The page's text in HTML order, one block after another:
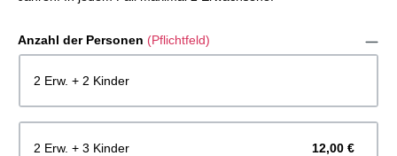
Anzahl der Personen (Pflichtfeld)
2 Erw. + 2 Kinder
2 Erw. + 3 Kinder 12,00 €